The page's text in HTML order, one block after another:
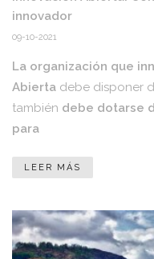
innovador
09-10-2021
La organización que
Abierta debe disponer
también debe dotarse
para
LEER MÁS